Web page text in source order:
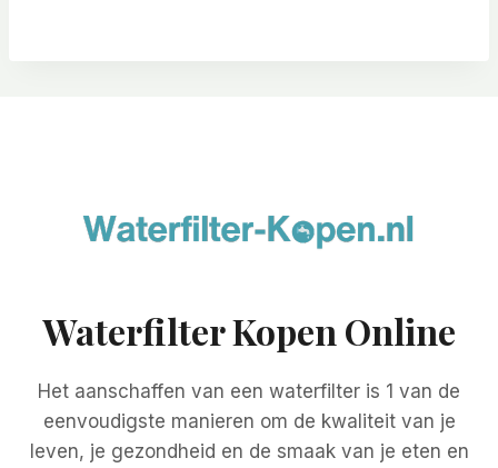
Waterfilter Kopen Online
Het aanschaffen van een waterfilter is 1 van de
eenvoudigste manieren om de kwaliteit van je
leven, je gezondheid en de smaak van je eten en